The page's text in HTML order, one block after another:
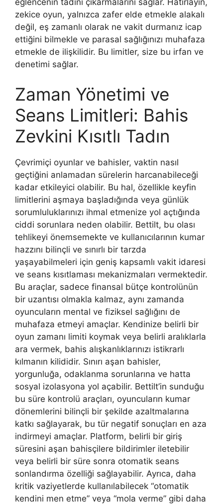
eğlencenin tadını çıkarmalarını sağlar. Hatırlayın,
zekice oyun, yalnızca zafer elde etmekle alakalı
değil, eş zamanlı olarak ne vakit durmanız icap
ettiğini bilmekle ve parasal sağlığınızı muhafaza
etmekle de ilişkilidir. Bu limitler, size bu irfan ve
denetimi sağlar.
Zaman Yönetimi ve
Seans Limitleri: Bahis
Zevkini Kısıtlı Tadın
Çevrimiçi oyunlar ve bahisler, vaktin nasıl
geçtiğini anlamadan sürelerin harcanabileceği
kadar etkileyici olabilir. Bu hal, özellikle keyfin
limitlerini aşmaya başladığında veya günlük
sorumluluklarınızı ihmal etmenize yol açtığında
ciddi sorunlara neden olabilir. Bettilt, bu olası
tehlikeyi önemsemekte ve kullanıcılarının kumar
hazzını bilinçli ve sınırlı bir tarzda
yaşayabilmeleri için geniş kapsamlı vakit idaresi
ve seans kısıtlaması mekanizmaları vermektedir.
Bu araçlar, sadece finansal bütçe kontrolünün
bir uzantısı olmakla kalmaz, aynı zamanda
oyuncuların mental ve fiziksel sağlığını de
muhafaza etmeyi amaçlar. Kendinize belirli bir
oyun zamanı limiti koymak veya belirli aralıklarla
ara vermek, bahis alışkanlıklarınızı istikrarlı
kılmanın kilididir. Sınırı aşan bahisler,
yorgunluğa, odaklanma sorunlarına ve hatta
sosyal izolasyona yol açabilir. Bettilt’in sunduğu
bu süre kontrolü araçları, oyuncuların kumar
dönemlerini bilinçli bir şekilde azaltmalarına
katkı sağlayarak, bu tür negatif sonuçları en aza
indirmeyi amaçlar. Platform, belirli bir giriş
süresini aşan bahisçilere bildirimler iletebilir
veya belirli bir süre sonra otomatik seans
sonlandırma özelliği sağlayabilir. Ayrıca, daha
kritik vaziyetlerde kullanılabilecek “otomatik
kendini men etme” veya “mola verme” gibi daha